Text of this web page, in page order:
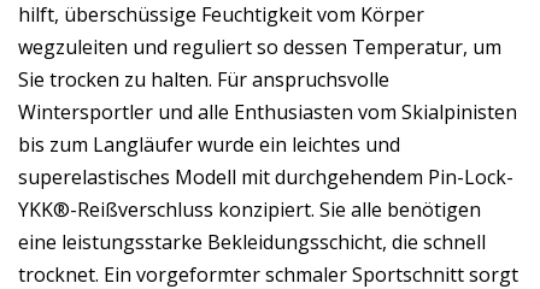
hilft, überschüssige Feuchtigkeit vom Körper
wegzuleiten und reguliert so dessen Temperatur, um
Sie trocken zu halten. Für anspruchsvolle
Wintersportler und alle Enthusiasten vom Skialpinisten
bis zum Langläufer wurde ein leichtes und
superelastisches Modell mit durchgehendem Pin-Lock-
YKK®-Reißverschluss konzipiert. Sie alle benötigen
eine leistungsstarke Bekleidungsschicht, die schnell
trocknet. Ein vorgeformter schmaler Sportschnitt sorgt